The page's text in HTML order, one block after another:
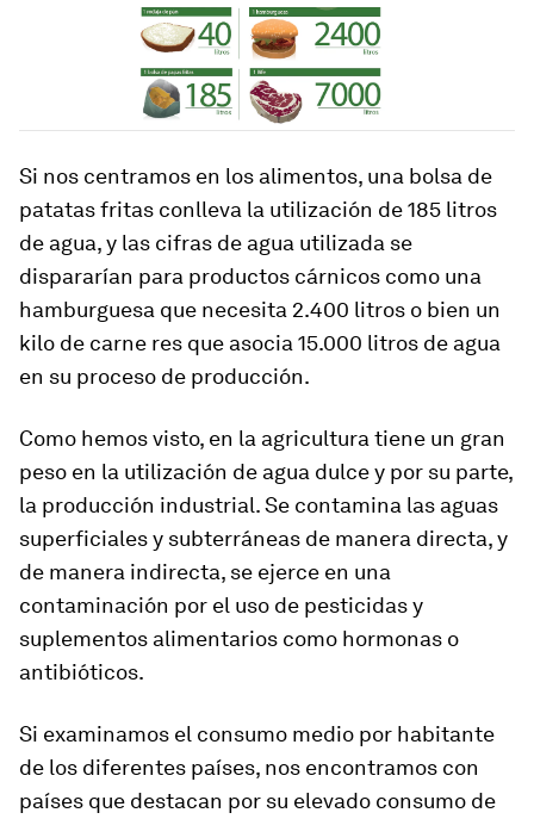
Si nos centramos en los alimentos, una bolsa de
patatas fritas conlleva la utilización de 185 litros
de agua, y las cifras de agua utilizada se
dispararían para productos cárnicos como una
hamburguesa que necesita 2.400 litros o bien un
kilo de carne res que asocia 15.000 litros de agua
en su proceso de producción.
Como hemos visto, en la agricultura tiene un gran
peso en la utilización de agua dulce y por su parte,
la producción industrial. Se contamina las aguas
superficiales y subterráneas de manera directa, y
de manera indirecta, se ejerce en una
contaminación por el uso de pesticidas y
suplementos alimentarios como hormonas o
antibióticos.
Si examinamos el consumo medio por habitante
de los diferentes países, nos encontramos con
países que destacan por su elevado consumo de